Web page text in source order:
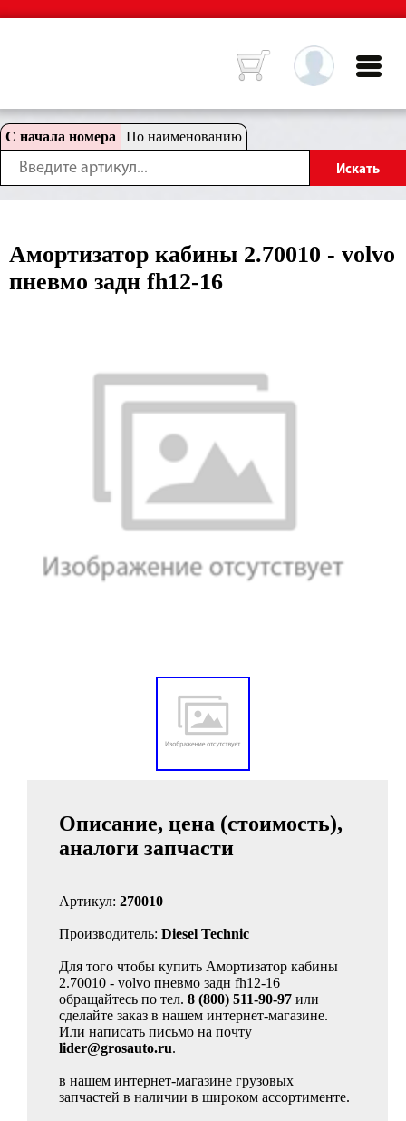
С начала номера По наименованию
Амортизатор кабины 2.70010 - volvo
пневмо задн fh12-16
Описание, цена (стоимость),
аналоги запчасти
Артикул: 270010
Производитель: Diesel Technic
Для того чтобы купить Амортизатор кабины
2.70010 - volvo пневмо задн fh12-16
обращайтесь по тел. 8 (800) 511-90-97 или
сделайте заказ в нашем интернет-магазине.
Или написать письмо на почту
lider@grosauto.ru.
в нашем интернет-магазине грузовых
запчастей в наличии в широком ассортименте.